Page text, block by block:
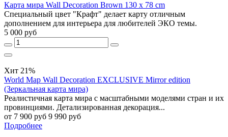
Карта мира Wall Decoration Brown 130 x 78 cm
Специальный цвет "Крафт" делает карту отличным
дополнением для интерьера для любителей ЭКО темы.
5 000 руб
Хит 21%
World Map Wall Decoration EXCLUSIVE Mirror edition
(Зеркальная карта мира)
Реалистичная карта мира с масштабными моделями стран и их
провинциями. Детализированная декорация...
от 7 900 руб 9 990 руб
Подробнее